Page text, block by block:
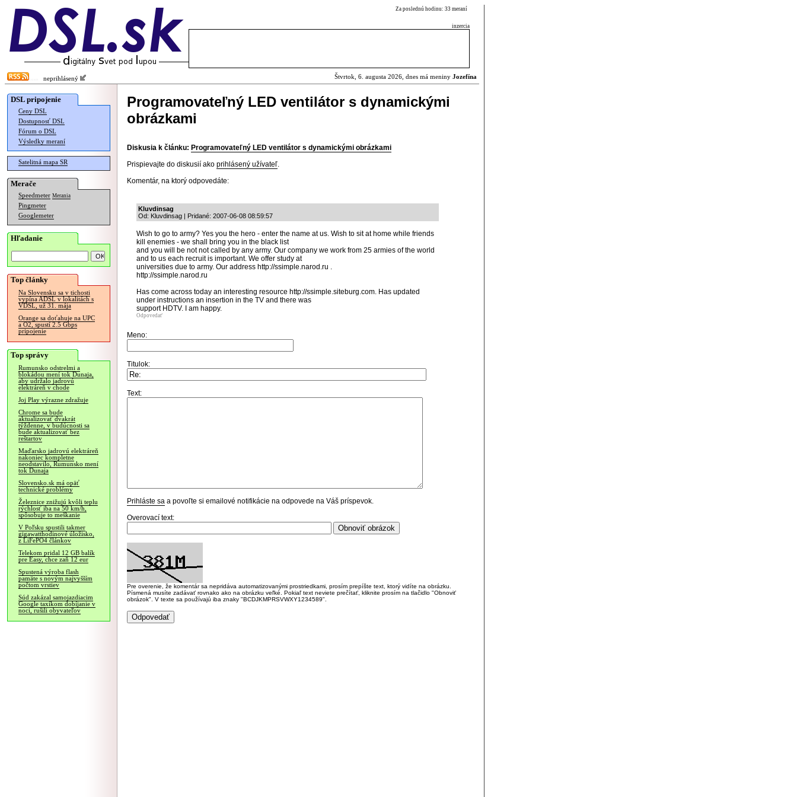
Za poslednú hodinu: 33 meraní
inzercia
neprihlásený Štvrtok, 6. augusta 2026, dnes má meniny Jozefína
DSL pripojenie
Ceny DSL
Dostupnosť DSL
Fórum o DSL
Výsledky meraní
Satelitná mapa SR
Merače
Speedmeter Merania
Pingmeter
Googlemeter
Hľadanie
Top články
Na Slovensku sa v tichosti
vypína ADSL v lokalitách s
VDSL, už 31. mája
Orange sa doťahuje na UPC
a O2, spustí 2.5 Gbps
pripojenie
Top správy
Rumunsko odstrelmi a
blokádou mení tok Dunaja,
aby udržalo jadrovú
elektráreň v chode
Joj Play výrazne zdražuje
Chrome sa bude
aktualizovať dvakrát
týždenne, v budúcnosti sa
bude aktualizovať bez
reštartov
Maďarsko jadrovú elektráreň
nakoniec kompletne
neodstavilo, Rumunsko mení
tok Dunaja
Slovensko.sk má opäť
technické problémy
Železnice znižujú kvôli teplu
rýchlosť iba na 50 km/h,
spôsobuje to meškanie
V Poľsku spustili takmer
gigawatthodinové úložisko,
z LiFePO4 článkov
Telekom pridal 12 GB balík
pre Easy, chce zaň 12 eur
Spustená výroba flash
pamäte s novým najvyšším
počtom vrstiev
Súd zakázal samojazdiacim
Google taxíkom dobíjanie v
noci, rušili obyvateľov
Programovateľný LED ventilátor s dynamickými
obrázkami
Diskusia k článku: Programovateľný LED ventilátor s dynamickými obrázkami
Prispievajte do diskusií ako prihlásený užívateľ.
Komentár, na ktorý odpovedáte:
Kluvdinsag
Od: Kluvdinsag | Pridané: 2007-06-08 08:59:57
Wish to go to army? Yes you the hero - enter the name at us. Wish to sit at home while friends
kill enemies - we shall bring you in the black list
and you will be not not called by any army. Our company we work from 25 armies of the world
and to us each recruit is important. We offer study at
universities due to army. Our address http://ssimple.narod.ru .
http://ssimple.narod.ru
Has come across today an interesting resource http://ssimple.siteburg.com. Has updated
under instructions an insertion in the TV and there was
support HDTV. I am happy.
Odpovedať
Meno:
Titulok:
Text:
Prihláste sa a povoľte si emailové notifikácie na odpovede na Váš príspevok.
Overovací text:
Pre overenie, že komentár sa nepridáva automatizovanými prostriedkami, prosím prepíšte text, ktorý vidíte na obrázku.
Písmená musíte zadávať rovnako ako na obrázku veľké. Pokiaľ text neviete prečítať, kliknite prosím na tlačidlo "Obnoviť
obrázok". V texte sa používajú iba znaky "BCDJKMPRSVWXY1234589".